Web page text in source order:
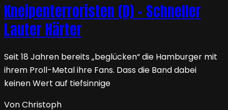
Kneipenterroristen (D) – Schneller
Lauter Härter
Seit 18 Jahren bereits „beglücken“ die Hamburger mit
ihrem Proll-Metal ihre Fans. Dass die Band dabei
keinen Wert auf tiefsinnige
Von Christoph